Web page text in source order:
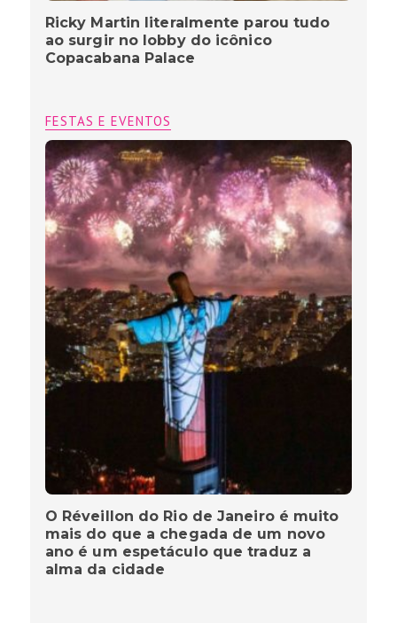
Ricky Martin literalmente parou tudo
ao surgir no lobby do icônico
Copacabana Palace
FESTAS E EVENTOS
O Réveillon do Rio de Janeiro é muito
mais do que a chegada de um novo
ano é um espetáculo que traduz a
alma da cidade